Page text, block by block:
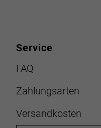
Service
FAQ
Zahlungsarten
Versandkosten